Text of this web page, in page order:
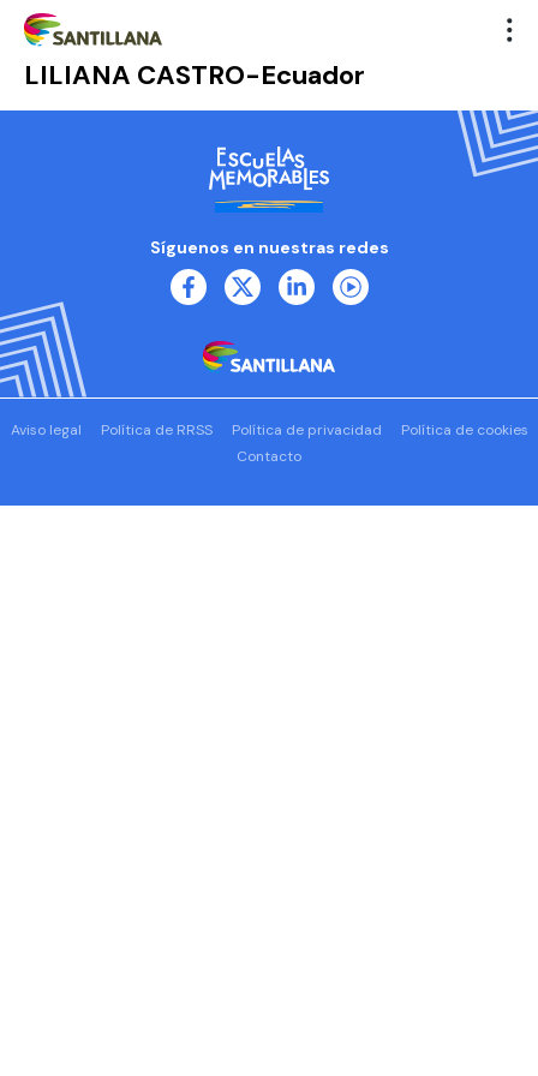
LILIANA CASTRO-Ecuador
Síguenos en nuestras redes
Aviso legal Política de RRSS Política de privacidad
Política de cookies
Contacto